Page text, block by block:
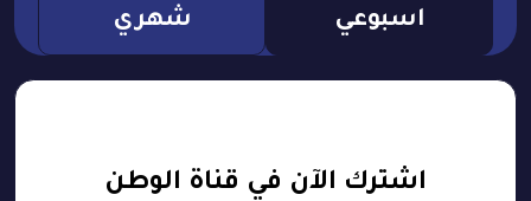
اسبوعي شهري
اشترك الآن في قناة الوطن